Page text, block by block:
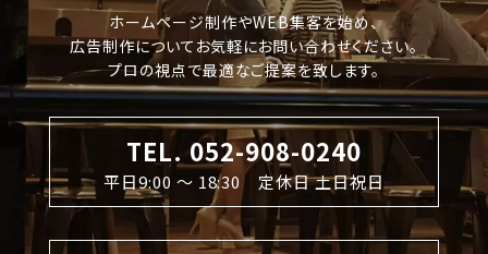
ホームページ制作やWEB集客を始め、
広告制作についてお気軽にお問い合わせください。
プロの視点で最適なご提案を致します。
TEL. 052-908-0240
平日9:00 〜 18:30 定休日 土日祝日